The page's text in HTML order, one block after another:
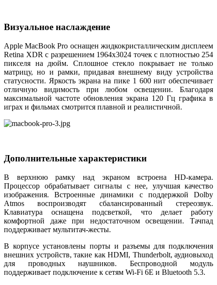
Визуальное наслаждение
Apple MacBook Pro оснащен жидкокристаллическим дисплеем
Retina XDR с разрешением 1964х3024 точек с плотностью 254
пикселя на дюйм. Сплошное стекло покрывает не только
матрицу, но и рамки, придавая внешнему виду устройства
статусности. Яркость экрана на пике 1 600 нит обеспечивает
отличную видимость при любом освещении. Благодаря
максимальной частоте обновления экрана 120 Гц графика в
играх и фильмах смотрится плавной и реалистичной.
Дополнительные характеристики
В верхнюю рамку над экраном встроена HD-камера.
Процессор обрабатывает сигналы с нее, улучшая качество
изображения. Встроенные динамики с поддержкой Dolby
Atmos воспроизводят сбалансированный стереозвук.
Клавиатура оснащена подсветкой, что делает работу
комфортной даже при недостаточном освещении. Тачпад
поддерживает мультитач-жесты.
В корпусе установлены порты и разъемы для подключения
внешних устройств, такие как HDMI, Thunderbolt, аудиовыход
для проводных наушников. Беспроводной модуль
поддерживает подключение к сетям Wi-Fi 6E и Bluetooth 5.3.